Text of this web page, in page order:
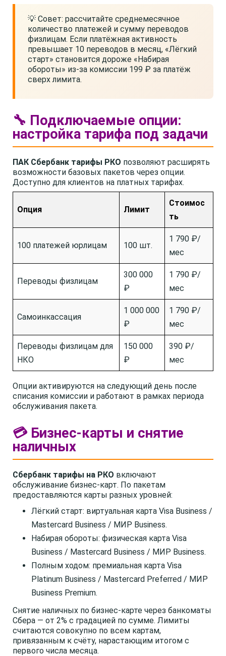
💡 Совет: рассчитайте среднемесячное
количество платежей и сумму переводов
физлицам. Если платёжная активность
превышает 10 переводов в месяц, «Лёгкий
старт» становится дороже «Набирая
обороты» из-за комиссии 199 ₽ за платёж
сверх лимита.
🔧 Подключаемые опции:
настройка тарифа под задачи
ПАК Сбербанк тарифы РКО позволяют расширять
возможности базовых пакетов через опции.
Доступно для клиентов на платных тарифах.
Опция Лимит
Стоимос
ть
100 платежей юрлицам 100 шт.
1 790 ₽/
мес
Переводы физлицам
300 000
₽
1 790 ₽/
мес
Самоинкассация
1 000 000
₽
1 790 ₽/
мес
Переводы физлицам для
НКО
150 000
₽
390 ₽/
мес
Опции активируются на следующий день после
списания комиссии и работают в рамках периода
обслуживания пакета.
💳 Бизнес-карты и снятие
наличных
Сбербанк тарифы на РКО включают
обслуживание бизнес-карт. По пакетам
предоставляются карты разных уровней:
Лёгкий старт: виртуальная карта Visa Business /
Mastercard Business / МИР Business.
Набирая обороты: физическая карта Visa
Business / Mastercard Business / МИР Business.
Полным ходом: премиальная карта Visa
Platinum Business / Mastercard Preferred / МИР
Business Premium.
Снятие наличных по бизнес-карте через банкоматы
Сбера — от 2% с градацией по сумме. Лимиты
считаются совокупно по всем картам,
привязанным к счёту, нарастающим итогом с
первого числа месяца.